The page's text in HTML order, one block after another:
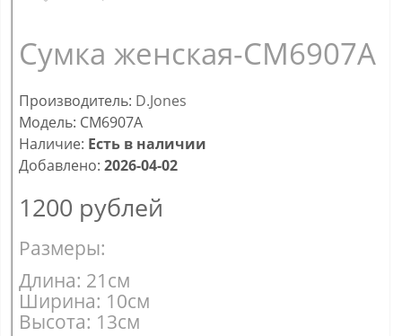
Сумка женская-CM6907А
Производитель: D.Jones
Модель: CM6907А
Наличие: Есть в наличии
Добавлено: 2026-04-02
1200 рублей
Размеры:
Длина: 21см
Ширина: 10см
Высота: 13см